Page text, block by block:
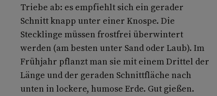
Triebe ab: es empfiehlt sich ein gerader
Schnitt knapp unter einer Knospe. Die
Stecklinge müssen frostfrei überwintert
werden (am besten unter Sand oder Laub). Im
Frühjahr pflanzt man sie mit einem Drittel der
Länge und der geraden Schnittfläche nach
unten in lockere, humose Erde. Gut gießen.